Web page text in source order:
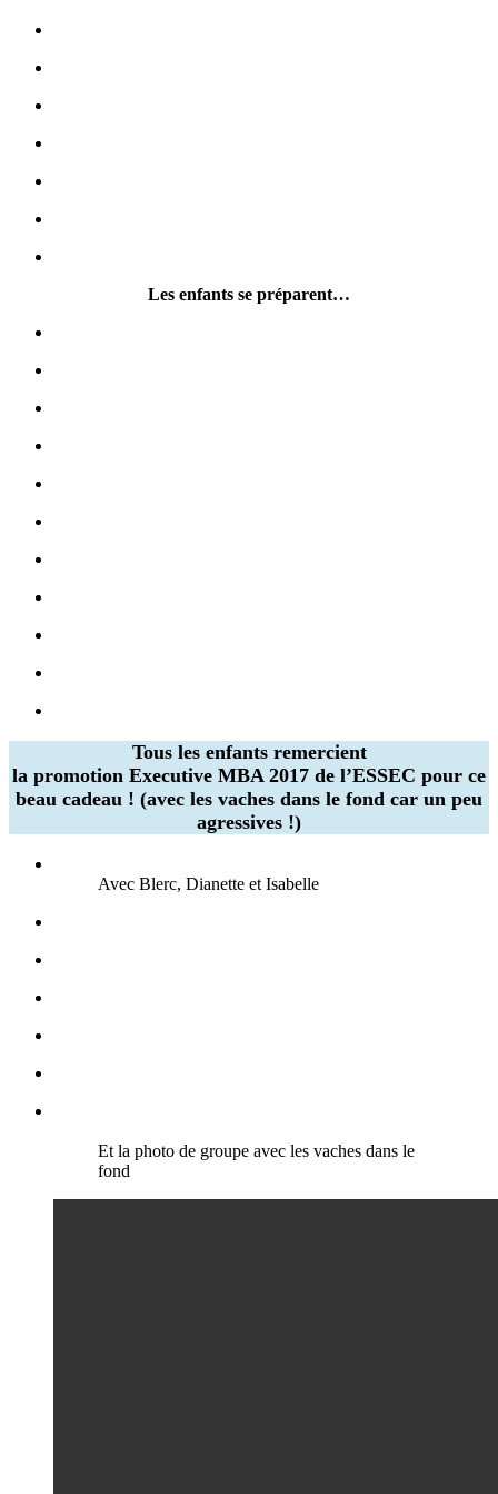
Les enfants se préparent…
Tous les enfants remercient
la promotion Executive MBA 2017 de l’ESSEC pour ce
beau cadeau ! (avec les vaches dans le fond car un peu
agressives !)
Avec Blerc, Dianette et Isabelle
Et la photo de groupe avec les vaches dans le
fond